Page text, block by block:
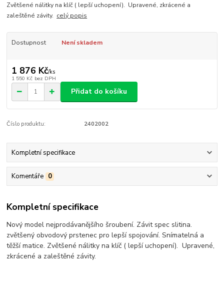
Zvětšené nálitky na klíč ( lepší uchopení). Upravené, zkrácené a
zaleštěné závity. celý popis
Dostupnost Není skladem
1 876 Kč/ks
1 550 Kč bez DPH
Přidat do košíku
Číslo produktu: 2402002
Kompletní specifikace
Komentáře 0
Kompletní specifikace
Nový model nejprodávanějšího šroubení. Závit spec slitina.
zvětšený obvodový prstenec pro lepší spojování. Snímatelná a
těžší matice. Zvětšené nálitky na klíč ( lepší uchopení). Upravené,
zkrácené a zaleštěné závity.